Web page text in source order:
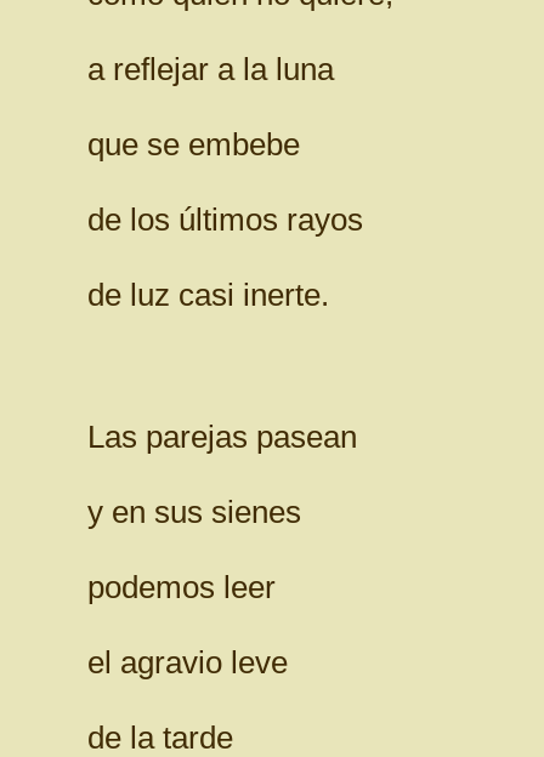
a reflejar a la luna
que se embebe
de los últimos rayos
de luz casi inerte.
Las parejas pasean
y en sus sienes
podemos leer
el agravio leve
de la tarde